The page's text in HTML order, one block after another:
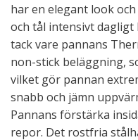
har en elegant look
och tål intensivt
tack vare pannans
non-stick beläggning,
vilket gör pannan
snabb och jämn
Pannans förstärka
repor. Det rostfria